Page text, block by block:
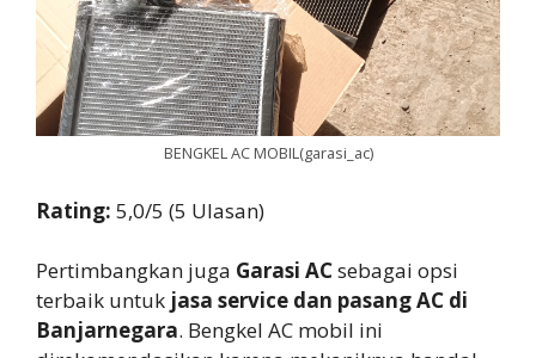
BENGKEL AC MOBIL(garasi_ac)
Rating: 5,0/5 (5 Ulasan)
Pertimbangkan juga Garasi ACsebagai opsi
terbaik untuk jasa service dan pasang AC di
Banjarnegara. Bengkel AC mobil ini